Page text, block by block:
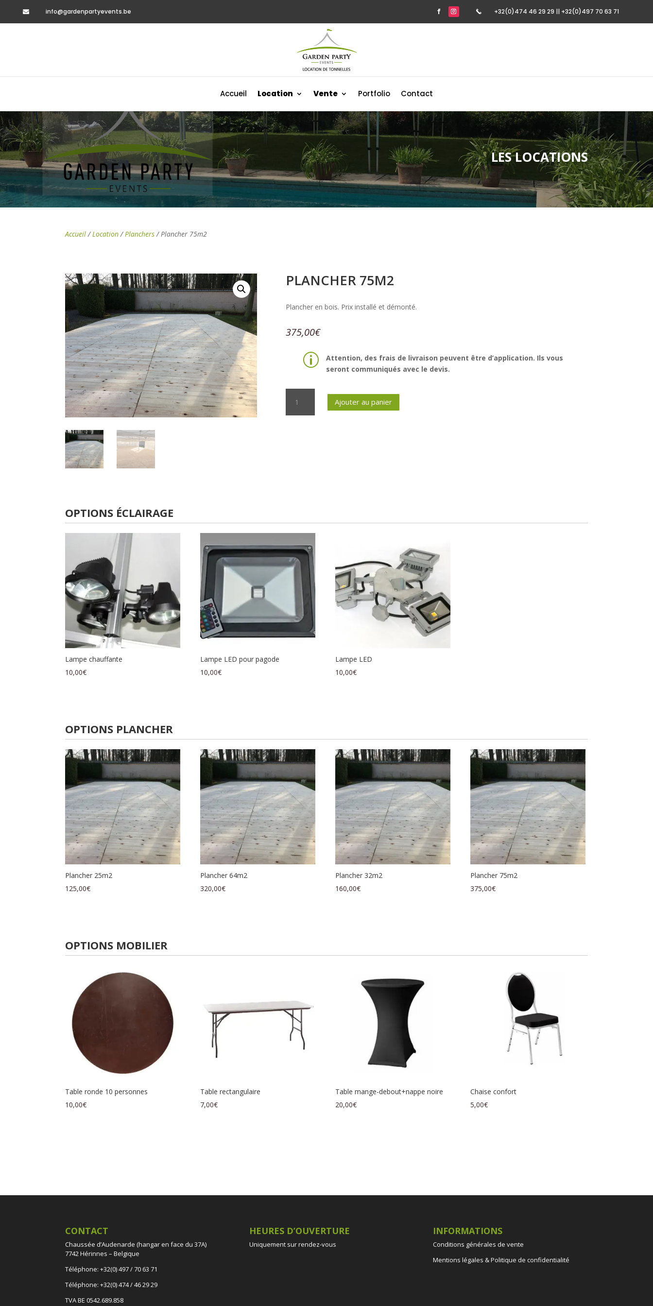
 info@gardenpartyevents.be +32(0)474 46 29 29 || +32(0)497 70 63 71
Accueil Location Vente Portfolio Contact
LES LOCATIONS
Accueil/Location/Planchers/ Plancher 75m2
PLANCHER 75M2
Plancher en bois. Prix installé et démonté.
375,00€
p
Attention, des frais de livraison peuvent être d’application. Ils vous
seront communiqués avec le devis.
Plancher
Ajouter au panier
OPTIONS ÉCLAIRAGE
Lampe chauffante
10,00€
Lampe LED pour pagode
10,00€
Lampe LED
10,00€
OPTIONS PLANCHER
Plancher 25m2
125,00€
Plancher 64m2
320,00€
Plancher 32m2
160,00€
Plancher 75m2
375,00€
OPTIONS MOBILIER
Table ronde 10 personnes
10,00€
Table rectangulaire
7,00€
Table mange-debout+nappe noire
20,00€
Chaise confort
5,00€
CONTACT
Chaussée d’Audenarde (hangar en face du 37A)
7742 Hérinnes – Belgique
Téléphone: +32(0) 497 / 70 63 71
Téléphone: +32(0) 474 / 46 29 29
TVA BE 0542.689.858
HEURES D’OUVERTURE
Uniquement sur rendez-vous
INFORMATIONS
Conditions générales de vente
Mentions légales & Politique de confidentialité